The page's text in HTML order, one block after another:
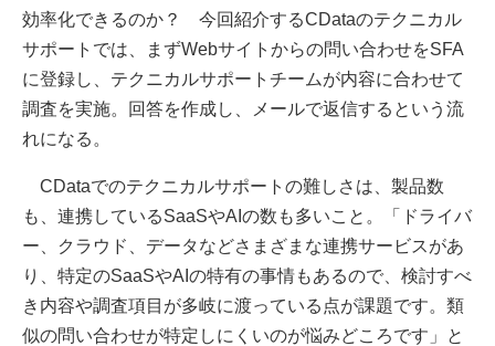
効率化できるのか？ 今回紹介するCDataのテクニカル
サポートでは、まずWebサイトからの問い合わせをSFA
に登録し、テクニカルサポートチームが内容に合わせて
調査を実施。回答を作成し、メールで返信するという流
れになる。
CDataでのテクニカルサポートの難しさは、製品数
も、連携しているSaaSやAIの数も多いこと。「ドライバ
ー、クラウド、データなどさまざまな連携サービスがあ
り、特定のSaaSやAIの特有の事情もあるので、検討すべ
き内容や調査項目が多岐に渡っている点が課題です。類
似の問い合わせが特定しにくいのが悩みどころです」と